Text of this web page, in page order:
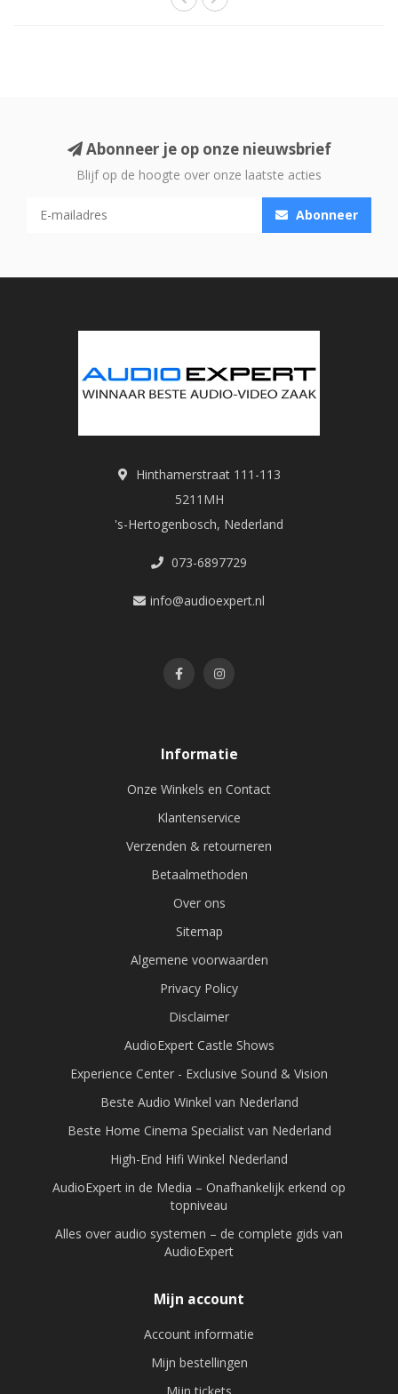
Abonneer je op onze nieuwsbrief
Blijf op de hoogte over onze laatste acties
Abonneer
Hinthamerstraat 111-113
5211MH
's-Hertogenbosch, Nederland
073-6897729
info@audioexpert.nl
Informatie
Onze Winkels en Contact
Klantenservice
Verzenden & retourneren
Betaalmethoden
Over ons
Sitemap
Algemene voorwaarden
Privacy Policy
Disclaimer
AudioExpert Castle Shows
Experience Center - Exclusive Sound & Vision
Beste Audio Winkel van Nederland
Beste Home Cinema Specialist van Nederland
High-End Hifi Winkel Nederland
AudioExpert in de Media – Onafhankelijk erkend op
topniveau
Alles over audio systemen – de complete gids van
AudioExpert
Mijn account
Account informatie
Mijn bestellingen